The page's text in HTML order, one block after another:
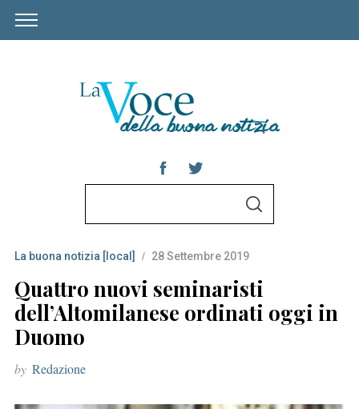
r
c
h
r
S
La buona notizia [local] 28 Settembre 2019
Quattro nuovi seminaristi
dell’Altomilanese ordinati oggi in
Duomo
by Redazione